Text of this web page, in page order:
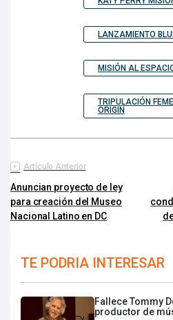
LANZAMIENTO
MISIÓN AL
TRIPULACIÓN
ORIGIN
Artículo Anterior
Anuncian proyecto de ley
para creación del Museo
Nacional Latino en DC
TE PODRIA INTERESAR
Fallece Tommy
productor de